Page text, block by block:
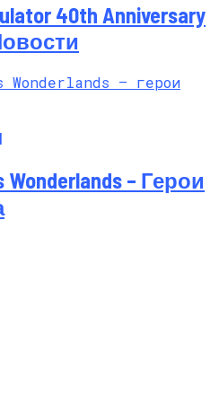
40th Anniversary
– Герои